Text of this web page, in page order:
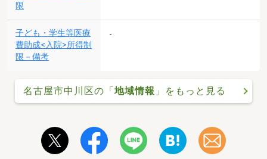
限
子ども・学生等医療
費助成<入院>所得制
限－備考
-
名古屋市中川区の「地域情報 」をもっと見る